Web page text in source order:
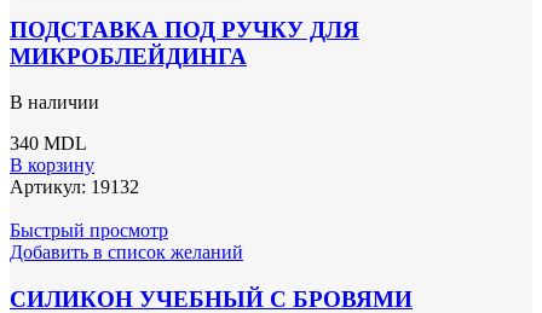
ПОДСТАВКА ПОД РУЧКУ ДЛЯ
МИКРОБЛЕЙДИНГА
В наличии
340 MDL
В корзину
Артикул: 19132
Быстрый просмотр
Добавить в список желаний
СИЛИКОН УЧЕБНЫЙ С БРОВЯМИ